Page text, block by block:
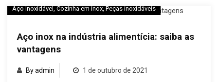
Aço Inoxidável Cozinha em inox Peças inoxidáveis
Aço inox na indústria alimentícia: saiba as
vantagens
By admin 1 de outubro de 2021